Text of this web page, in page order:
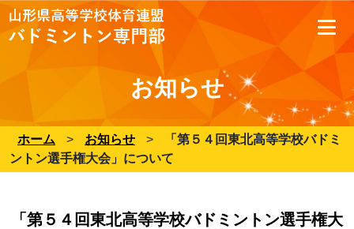
お知らせ
ホーム > お知らせ >
「第５４回東北高等学校バドミ
ントン選手権大会」について
「第５４回東北高等学校バドミントン選手権大